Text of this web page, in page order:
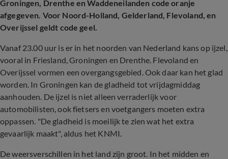
Groningen, Drenthe en Waddeneilanden code oranje
afgegeven. Voor Noord-Holland, Gelderland, Flevoland, en
Overijssel geldt code geel.
Vanaf 23.00 uur is er in het noorden van Nederland kans op ijzel,
vooral in Friesland, Groningen en Drenthe. Flevoland en
Overijssel vormen een overgangsgebied. Ook daar kan het glad
worden. In Groningen kan de gladheid tot vrijdagmiddag
aanhouden. De ijzel is niet alleen verraderlijk voor
automobilisten, ook fietsers en voetgangers moeten extra
oppassen. "De gladheid is moeilijk te zien wat het extra
gevaarlijk maakt", aldus het KNMI.
De weersverschillen in het land zijn groot. In het midden en